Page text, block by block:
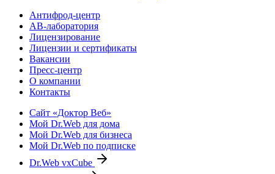
Антифрод-центр
АВ-лаборатория
Лицензирование
Лицензии и сертификаты
Вакансии
Пресс-центр
О компании
Контакты
Сайт «Доктор Веб»
Мой Dr.Web для дома
Мой Dr.Web для бизнеса
Мой Dr.Web по подписке
Dr.Web vxCube